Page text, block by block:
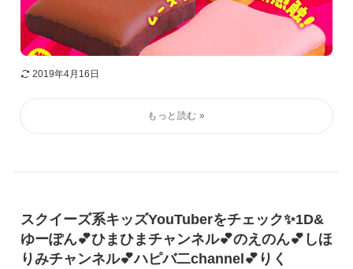
2019年4月16日
スクイーズ系キッズYouTuberをチェック✨1D&
ゆーぽん💕ひまひまチャンネル💕のえのん💕しほ
りみチャンネル💕ハピバ二channel💕りく